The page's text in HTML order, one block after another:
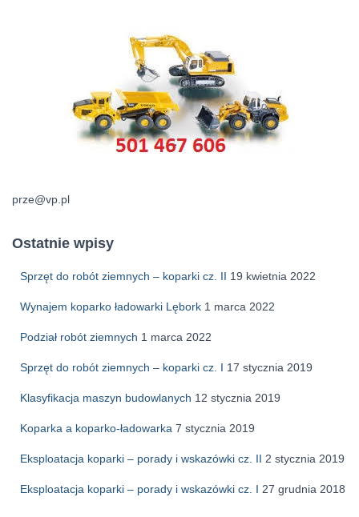
prze@vp.pl
Ostatnie wpisy
Sprzęt do robót ziemnych – koparki cz. II 19 kwietnia 2022
Wynajem koparko ładowarki Lębork 1 marca 2022
Podział robót ziemnych 1 marca 2022
Sprzęt do robót ziemnych – koparki cz. I 17 stycznia 2019
Klasyfikacja maszyn budowlanych 12 stycznia 2019
Koparka a koparko-ładowarka 7 stycznia 2019
Eksploatacja koparki – porady i wskazówki cz. II 2 stycznia 2019
Eksploatacja koparki – porady i wskazówki cz. I 27 grudnia 2018